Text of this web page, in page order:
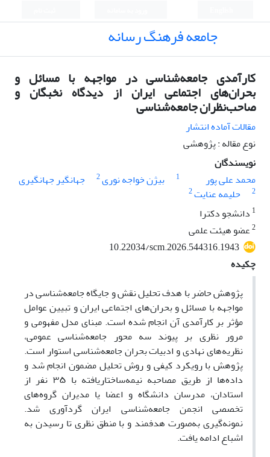
جامعه فرهنگ رسانه
کارآمدی جامعه‌شناسی در مواجهه با مسائل و
بحران‌های اجتماعی ایران از دیدگاه نخبگان و
صاحب‌نظران جامعه‌شناسی
مقالات آماده انتشار
نوع مقاله : پژوهشی
نویسندگان
محمد علی پور
1 بیژن خواجه نوری2 جهانگیر جهانگیری
2 حلیمه عنایت2
1 دانشجو دکترا
2عضو هیئت علمی
10.22034/scm.2026.544316.1943
چکیده
پژوهش حاضر با هدف تحلیل نقش و جایگاه جامعه‌شناسی در
مواجهه با مسائل و بحران‌های اجتماعی ایران و تبیین عوامل
مؤثر بر کارآمدی آن انجام شده است. مبنای مدل مفهومی و
مرور نظری بر پیوند سه محور جامعه‌شناسی عمومی،
نظریه‌های نهادی و ادبیات بحران جامعه‌شناسی استوار است.
پژوهش با رویکرد کیفی و روش تحلیل مضمون انجام شد و
داده‌ها از طریق مصاحبه نیمه‌ساختاریافته با ۳۵ نفر از
استادان، مدرسان دانشگاه و اعضا یا مدیران گروه‌های
تخصصی انجمن جامعه‌شناسی ایران گردآوری شد.
نمونه‌گیری به‌صورت هدفمند و با منطق نظری تا رسیدن به
اشباع ادامه یافت.